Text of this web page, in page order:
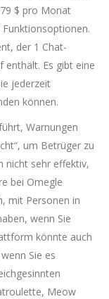
$ pro Monat
der 1 Chat-
enthält. Es gibt eine
jederzeit
können.
Warnungen
um Betrüger zu
nicht sehr effektiv,
bei Omegle
mit Personen in
wenn Sie
könnte auch
Sie es
Meow